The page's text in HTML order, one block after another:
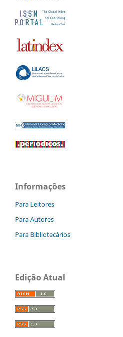
Informações
Para Leitores
Para Autores
Para Bibliotecários
Edição Atual